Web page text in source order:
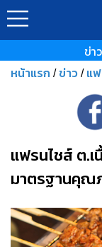
ข่า
หน้าแรก / ข่าว / แ
แฟรนไชส์ ต.เ
มาตรฐานคุณ